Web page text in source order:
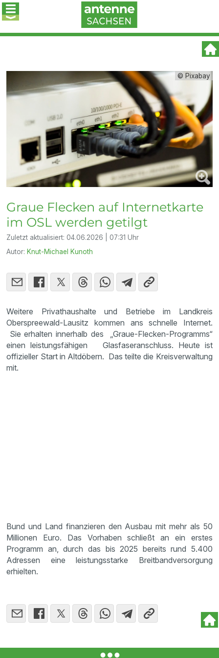
© Pixabay
Graue Flecken auf Internetkarte
im OSL werden getilgt
Zuletzt aktualisiert:04.06.2026 | 07:31 Uhr
Autor: Knut-Michael Kunoth
Weitere Privathaushalte und Betriebe im Landkreis
Oberspreewald-Lausitz kommen ans schnelle Internet.
Sie erhalten innerhalb des „Graue-Flecken-Programms“
einen leistungsfähigen Glasfaseranschluss. Heute ist
offizieller Start in Altdöbern. Das teilte die Kreisverwaltung
mit.
Bund und Land finanzieren den Ausbau mit mehr als 50
Millionen Euro. Das Vorhaben schließt an ein erstes
Programm an, durch das bis 2025 bereits rund 5.400
Adressen eine leistungsstarke Breitbandversorgung
erhielten.